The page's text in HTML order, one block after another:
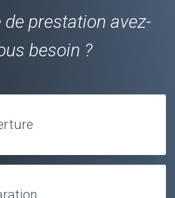
de prestation avez-
besoin ?